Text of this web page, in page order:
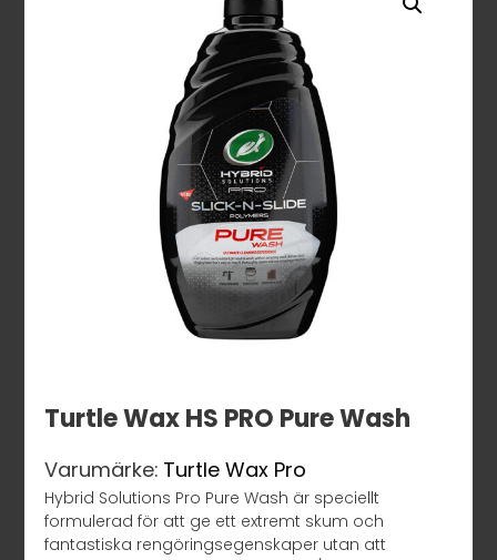
Turtle Wax HS PRO Pure Wash
Varumärke: Turtle Wax Pro
Hybrid Solutions Pro Pure Wash är speciellt
formulerad för att ge ett extremt skum och
fantastiska rengöringsegenskaper utan att